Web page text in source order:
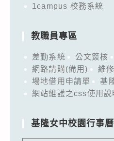
1campus 校務系統
教職員專區
差勤系統 公文簽核
網路請購(備用)
維
場地借用申請單
基
網站維護之css使用說
基隆女中校園行事曆